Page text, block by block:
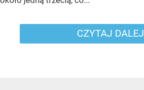
CZYTAJ DALEJ